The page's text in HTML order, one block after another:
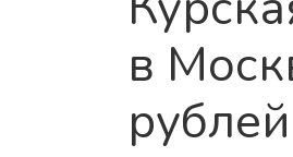
в
рублей